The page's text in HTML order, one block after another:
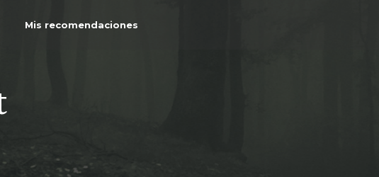
Mis recomendaciones